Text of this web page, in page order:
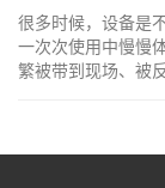
很多时候，设备是
一次次使用中慢慢
繁被带到现场、被